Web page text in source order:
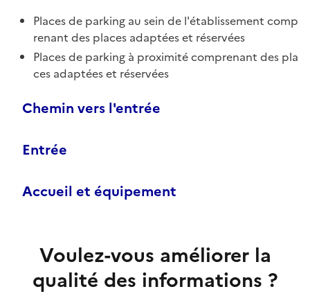
Places de parking au sein de l'établissement comp
renant des places adaptées et réservées
Places de parking à proximité comprenant des pla
ces adaptées et réservées
Chemin vers l'entrée
Entrée
Accueil et équipement
Voulez-vous améliorer la
qualité des informations ?